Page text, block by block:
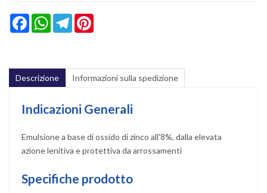
FacebookWhatsAppTelegram
Descrizione Informazioni sulla spedizione
Indicazioni Generali
Emulsione a base di ossido di zinco all'8%, dalla elevata
azione lenitiva e protettiva da arrossamenti
Specifiche prodotto